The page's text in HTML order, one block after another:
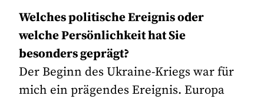
Welches politische Ereignis oder
welche Persönlichkeit hat Sie
besonders geprägt?
Der Beginn des Ukraine-Kriegs war für
mich ein prägendes Ereignis. Europa